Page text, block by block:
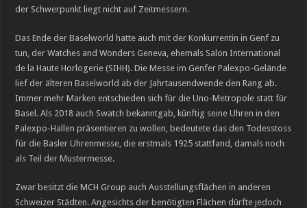
der Schwerpunkt liegt nicht auf Zeitmessern.
Das Ende der Baselworld hatte auch mit der Konkurrentin in Genf zu
tun, der Watches and Wonders Geneva, ehemals Salon International
de la Haute Horlogerie (SIHH). Die Messe im Genfer Palexpo-Gelände
lief der älteren Baselworld ab der Jahrtausendwende den Rang ab.
Immer mehr Marken entschieden sich für die Uno-Metropole statt für
Basel. Als 2018 auch Swatch bekanntgab, künftig seine Uhren in den
Palexpo-Hallen präsentieren zu wollen, bedeutete das den Todesstoss
für die Basler Uhrenmesse, die erstmals 1925 stattfand, damals noch
als Teil der Mustermesse.
Zwar besitzt die MCH Group auch Ausstellungsflächen in anderen
Schweizer Städten. Angesichts der benötigten Flächen dürfte jedoch